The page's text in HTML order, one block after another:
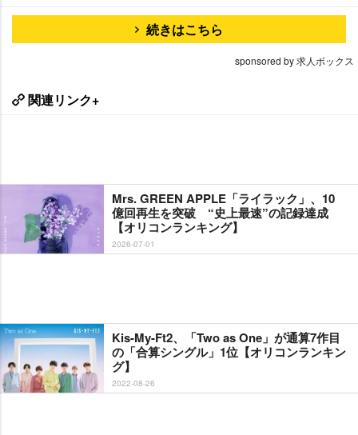
続きはこちら
sponsored by 求人ボックス
関連リンク+
Mrs. GREEN APPLE「ライラック」、10
億回再生を突破 “史上最速”の記録達成
【オリコンランキング】
2026-07-01
Kis-My-Ft2、「Two as One」が通算7作目
の「合算シングル」1位【オリコンランキン
グ】
2022-08-26